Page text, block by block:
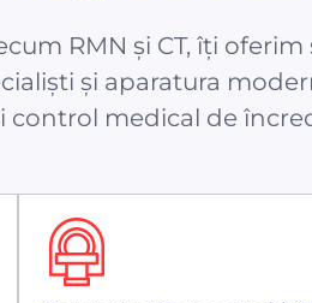
RMN și CT, îți
și aparatura
control medical de